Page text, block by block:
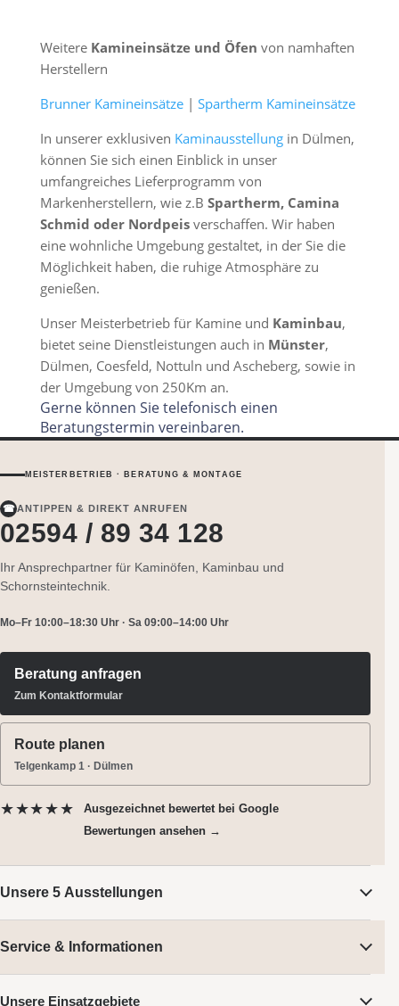
Weitere Kamineinsätze und Öfen von namhaften
Herstellern
Brunner Kamineinsätze| Spartherm Kamineinsätze
In unserer exklusiven Kaminausstellungin Dülmen,
können Sie sich einen Einblick in unser
umfangreiches Lieferprogramm von
Markenherstellern, wie z.B Spartherm, Camina
Schmid oder Nordpeisverschaffen. Wir haben
eine wohnliche Umgebung gestaltet, in der Sie die
Möglichkeit haben, die ruhige Atmosphäre zu
genießen.
Unser Meisterbetrieb für Kamine und Kaminbau,
bietet seine Dienstleistungen auch in Münster,
Dülmen, Coesfeld, Nottuln und Ascheberg, sowie in
der Umgebung von 250Km an.
Gerne können Sie telefonisch einen
Beratungstermin vereinbaren.
MEISTERBETRIEB · BERATUNG & MONTAGE
☎ ANTIPPEN & DIREKT ANRUFEN
02594 / 89 34 128
Ihr Ansprechpartner für Kaminöfen, Kaminbau und
Schornsteintechnik.
Mo–Fr 10:00–18:30 Uhr · Sa 09:00–14:00 Uhr
Beratung anfragen
Zum Kontaktformular
Route planen
Telgenkamp 1 · Dülmen
★★★★★ Ausgezeichnet bewertetbei Google
Bewertungen ansehen →
Unsere 5 Ausstellungen
Service & Informationen
Unsere Einsatzgebiete